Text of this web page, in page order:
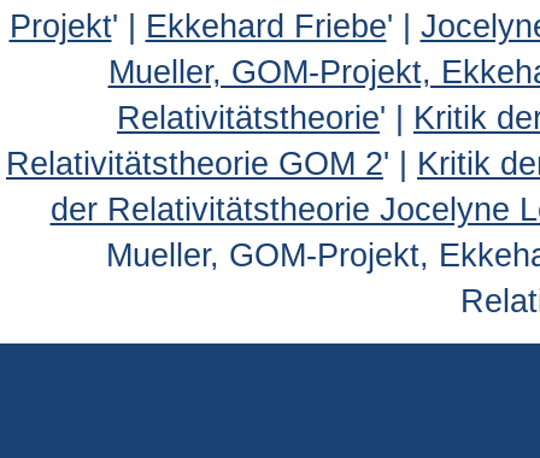
Projekt' | Ekkehard Friebe' |
Mueller, GOM-Projekt,
Relativitätstheorie' | Kritik
Relativitätstheorie GOM 2' | Kritik
der Relativitätstheorie Jocelyne
Mueller, GOM-Projekt,